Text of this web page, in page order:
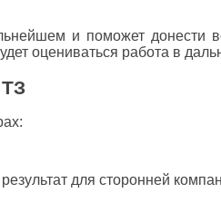
и поможет
оцениваться работа в
для сторонней